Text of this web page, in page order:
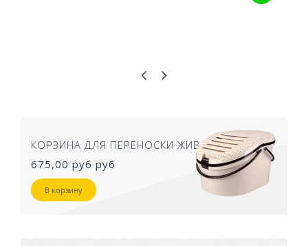
КОРЗИНА ДЛЯ ПЕРЕНОСКИ ЖИВОТНЫХ
675,00 руб руб
В корзину